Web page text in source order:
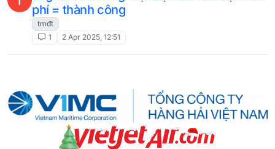
phí = thành công
tmđt
1
2 Apr 2025, 12:51